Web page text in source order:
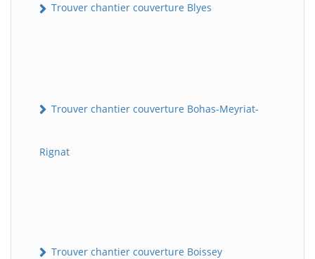
Trouver chantier couverture Blyes
Trouver chantier couverture Bohas-Meyriat-
Rignat
Trouver chantier couverture Boissey